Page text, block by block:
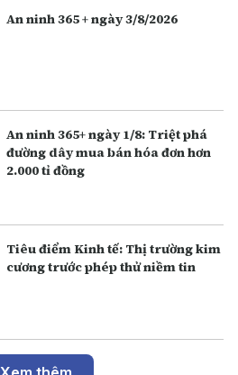
An ninh 365 + ngày 3/8/2026
An ninh 365+ ngày 1/8: Triệt phá
đường dây mua bán hóa đơn hơn
2.000 tỉ đồng
Tiêu điểm Kinh tế: Thị trường kim
cương trước phép thử niềm tin